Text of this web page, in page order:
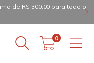
de R$ 300,00 para todo o
0